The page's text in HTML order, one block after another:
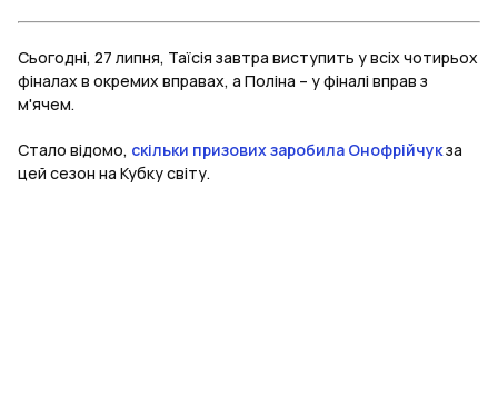
Сьогодні, 27 липня, Таїсія завтра виступить у всіх чотирьох
фіналах в окремих вправах, а Поліна – у фіналі вправ з
м'ячем.
Стало відомо, скільки призових заробила Онофрійчукза
цей сезон на Кубку світу.